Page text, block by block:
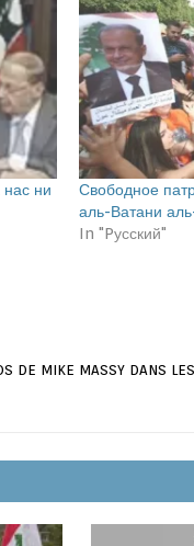
ни
Свободное
аль-Ватани
In "Pусский"
DE MIKE MASSY DANS